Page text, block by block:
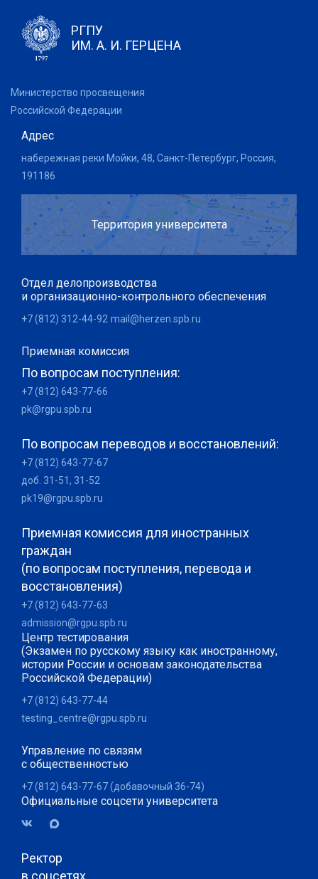
РГПУ
ИМ. А. И. ГЕРЦЕНА
Министерство просвещения
Российской Федерации
Адрес
набережная реки Мойки, 48, Санкт-Петербург, Россия,
191186
Территория университета
Отдел делопроизводства
и организационно-контрольного обеспечения
+7 (812) 312-44-92 mail@herzen.spb.ru
Приемная комиссия
По вопросам поступления:
+7 (812) 643-77-66
pk@rgpu.spb.ru
По вопросам переводов и восстановлений:
+7 (812) 643-77-67
доб. 31-51, 31-52
pk19@rgpu.spb.ru
Приемная комиссия для иностранных
граждан
(по вопросам поступления, перевода и
восстановления)
+7 (812) 643-77-63
admission@rgpu.spb.ru
Центр тестирования
(Экзамен по русскому языку как иностранному,
истории России и основам законодательства
Российской Федерации)
+7 (812) 643-77-44
testing_centre@rgpu.spb.ru
Управление по связям
с общественностью
+7 (812) 643-77-67 (добавочный 36-74)
Официальные соцсети университета
Ректор
в соцсетях